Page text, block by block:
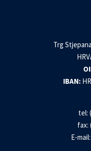
Trg
IBAN:
tel:
fax:
E-mail: